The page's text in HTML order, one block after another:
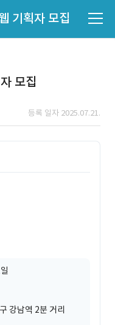
기획자 모집
모집
등록 일자 2025.07.21.
강남역 2분 거리